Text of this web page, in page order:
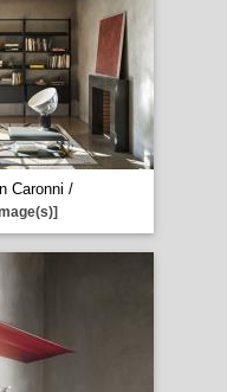
Caronni /